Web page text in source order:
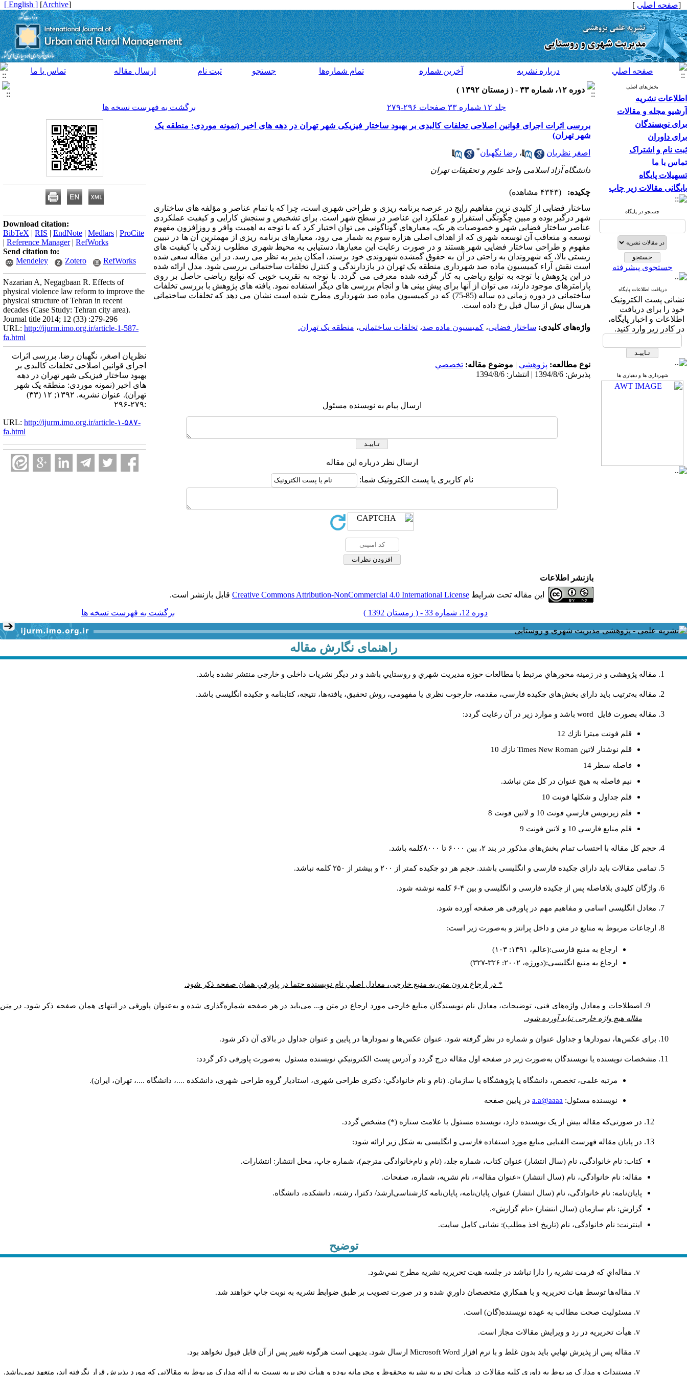
[صفحه اصلی ]
[
Archive
]
[ English ]
صفحه اصلي درباره نشريه آخرين شماره تمام شماره‌ها جستجو ثبت نام ارسال مقاله تماس با ما
بخش‌های اصلی
اطلاعات نشریه
آرشیو مجله و مقالات
برای نویسندگان
برای داوران
ثبت نام و اشتراک
تماس با ما
تسهیلات پایگاه
بایگانی مقالات زیر چاپ
جستجو در پایگاه
جستجوی پیشرفته
دریافت اطلاعات پایگاه
نشانی پست الکترونیک
خود را برای دریافت
اطلاعات و اخبار پایگاه،
در کادر زیر وارد کنید.
شهرداری ها و دهیاری ها
دوره ۱۲، شماره ۳۳ - ( زمستان ۱۳۹۲ )
جلد ۱۲ شماره ۳۳ صفحات ۲۹۶-۲۷۹
برگشت به فهرست نسخه ها
بررسی اثرات اجرای قوانین اصلاحی تخلفات کالبدی بر بهبود ساختار فیزیکی شهر تهران در دهه های اخیر (نمونه موردی: منطقه یک
شهر تهران)
اصغر نظریان ، رضا نگهبان*
دانشگاه آزاد اسلامی واحد علوم و تحقیقات تهران
چکیده:
(۴۳۴۳ مشاهده)
ساختار فضایی از کلیدی ترین مفاهیم رایج در عرصه برنامه ریزی و طراحی شهری است، چرا که با تمام عناصر و مؤلفه های ساختاری
شهر درگیر بوده و مبین چگونگی استقرار و عملکرد این عناصر در سطح شهر است. برای تشخیص و سنجش کارایی و کیفیت عملکردی
عناصر ساختار فضایی شهر و خصوصیات هر یک، معیارهای گوناگونی می توان اختیار کرد که با توجه به اهمیت وافر و روزافزون مفهوم
توسعه و متعاقب آن توسعه شهری که از اهداف اصلی هزاره سوم به شمار می رود، معیارهای برنامه ریزی از مهمترین آن ها در تبیین
مفهوم و طراحی ساختار فضایی شهر هستند و در صورت رعایت این معیارها، دستیابی به محیط شهری مطلوب زندگی با کیفیت های
زیستی بالا، که شهروندان به راحتی در آن به حقوق گمشده شهروندی خود برسند، امکان پذیر به نظر می رسد. در این مقاله سعی شده
است نقش آراء کمیسیون ماده صد شهرداری منطقه یک تهران در بازدارندگی و کنترل تخلفات ساختمانی بررسی شود. مدل ارائه شده
در این پژوهش با توجه به توابع ریاضی به کار گرفته شده معرفی می گردد. با توجه به تقریب خوبی که توابع ریاضی حاصل بر روی
پارامترهای موجود دارند، می توان از آنها برای پیش بینی ها و انجام بررسی های دیگر استفاده نمود. یافته های پژوهش با بررسی تخلفات
ساختمانی در دوره زمانی ده ساله (85-75) که در کمیسیون ماده صد شهرداری مطرح شده است نشان می دهد که تخلفات ساختمانی
هرسال بیش از سال قبل رخ داده است.
واژه‌های کلیدی: ساختار فضایی، کمیسیون ماده صد، تخلفات ساختمانی، منطقه یک تهران.
نوع مطالعه: پژوهشي | موضوع مقاله: تخصصي
پذیرش: 1394/8/6 | انتشار: 1394/8/6
ارسال پیام به نویسنده مسئول
ارسال نظر درباره این مقاله
نام کاربری یا پست الکترونیک شما:
Download citation:
BibTeX | RIS | EndNote | Medlars | ProCite
| Reference Manager| RefWorks
Send citation to:
Mendeley
Zotero RefWorks
Nazarian A, Negagbaan R. Effects of
physical violence law reform to improve the
physical structure of Tehran in recent
decades (Case Study: Tehran city area).
Journal title 2014; 12 (33) :279-296
URL: http://ijurm.imo.org.ir/article-1-587-
fa.html
نظریان اصغر، نگهبان رضا. بررسی اثرات
اجرای قوانین اصلاحی تخلفات کالبدی بر
بهبود ساختار فیزیکی شهر تهران در دهه
های اخیر (نمونه موردی: منطقه یک شهر
تهران). عنوان نشریه. ۱۳۹۲; ۱۲ (۳۳)
:۲۷۹-۲۹۶
URL: http://ijurm.imo.org.ir/article-۱-۵۸۷-
fa.html
بازنشر اطلاعات
این مقاله تحت شرایط Creative Commons Attribution-NonCommercial 4.0 International License قابل بازنشر است.
دوره 12، شماره 33 - ( زمستان 1392 ) برگشت به فهرست نسخه ها
راهنمای نگارش مقاله
مقاله پژوهشی و در زمینه محورهاي مرتبط با مطالعات حوزه مديريت شهري و روستايي باشد و در دیگر نشریات داخلی و خارجی منتشر نشده باشد.
مقاله به‌ترتیب باید دارای بخش‌های چکیده فارسی، مقدمه، چارچوب نظری یا مفهومی، روش تحقیق، یافته‌ها، نتیجه، کتابنامه و چکیده انگلیسی باشد.
مقاله بصورت فايل word باشد و موارد زير در آن رعايت گردد:
قلم فونت ميترا نازك 12
قلم نوشتار لاتين Times New Roman نازك 10
فاصله سطر 14
نيم فاصله به هيچ عنوان در كل متن نباشد.
قلم جداول و شكلها فونت 10
قلم زيرنويس فارسي فونت 10 و لاتين فونت 8
قلم منابع فارسي 10 و لاتين فونت 9
حجم کل مقاله با احتساب تمام بخش‌های مذکور در بند ۲، بین ۶۰۰۰ تا ۸۰۰۰کلمه باشد.
تمامی مقالات باید دارای چکیده فارسی و انگلیسی باشند. حجم هر دو چکیده کمتر از ۲۰۰ و بیشتر از ۲۵۰ کلمه نباشد.
واژگان کلیدی بلافاصله پس از چکیده فارسی و انگلیسی و بین ۴-۶ کلمه نوشته شود.
معادل انگلیسی اسامی و مفاهیم مهم در پاورقی هر صفحه آورده شود.
ارجاعات مربوط به منابع در متن و داخل پرانتز و به‌صورت زیر است:
ارجاع به منبع فارسی:(عالم، ۱۳۹۱: ۱۰۳)
ارجاع به منبع انگلیسی:(دورژه، ۲۰۰۲: ۳۲۶-۳۲۷)
* در ارجاع درون متن به منبع خارجی، معادل اصلیِ نام نویسنده حتما در پاورقیِ همان صفحه ذکر شود.
اصطلاحات و معادل واژه‌های فنی، توضیحات، معادل نام نویسندگان منابع خارجی مورد ارجاع در متن و... می‌باید در هر صفحه شماره‌گذاری شده و به‌عنوان پاورقی در انتهای همان صفحه ذکر شود. در متن
مقاله هیچ واژه خارجی نباید آورده شود.
برای عکس‌ها، نمودارها و جداول عنوان و شماره در نظر گرفته شود. عنوان عکس‌ها و نمودارها در پایین و عنوان جداول در بالای آن ذکر شود.
مشخصات نویسنده یا نویسندگان به‌صورت زیر در صفحه اول مقاله درج گردد و آدرس پست الكترونيكي نويسنده مسئول به‌صورت پاورقی ذکر گردد:
مرتبه علمی، تخصص، دانشگاه یا پژوهشگاه یا سازمان. (نام و نام خانوادگي: دکتری طراحی شهری، استادیار گروه طراحی شهری، دانشکده ....، دانشگاه ....، تهران، ایران).
نويسنده مسئول: a.a@aaaa در پايين صفحه
در صورتی‌که مقاله بیش از یک نویسنده دارد، نویسنده مسئول با علامت ستاره (*) مشخص گردد.
در پایان مقاله فهرست الفبایی منابع مورد استفاده فارسی و انگلیسی به شکل زیر ارائه شود:
کتاب: نام خانوادگی، نام (سال انتشار) عنوان کتاب، شماره جلد، (نام و نام‌خانوادگی مترجم)، شماره چاپ، محل انتشار: انتشارات.
مقاله: نام خانوادگی، نام (سال انتشار) «عنوان مقاله»، نام نشریه، شماره، صفحات.
پایان‌نامه: نام خانوادگی، نام (سال انتشار) عنوان پایان‌نامه، پایان‌نامه کارشناسی‌ارشد/ دکترا، رشته، دانشکده، دانشگاه.
گزارش: نام سازمان (سال انتشار) «نام گزارش».
اینترنت: نام خانوادگی، نام (تاریخ اخذ مطلب): نشانی کامل سایت.
توضیح
مقاله‌اي كه فرمت نشريه را دارا نباشد در جلسه هيت تحريريه نشريه مطرح نمي‌شود.
مقاله‌ها توسط هیات تحريريه و با همکاري متخصصان داوري شده و در صورت تصويب بر طبق ضوابط نشريه به نوبت چاپ خواهند شد.
مسئوليت صحت مطالب به عهده نويسنده(گان) است.
هيأت تحريريه در رد و ويرايش مقالات مجاز است.
مقاله پس از پذيرش نهايي باید بدون غلط و با نرم افزار Microsoft Word ارسال شود. بدیهی است هرگونه تغییر پس از آن قابل قبول نخواهد بود.
مستندات و مدارک مربوط به داوری کلیه مقالات در هیأت تحریریه نشریه محفوظ و محرمانه بوده و هیأت تحریریه نسبت به ارائه مدارک مربوط به مقالاتی که مورد پذیرش قرار نگرفته اند، متعهد نمی‌باشد.